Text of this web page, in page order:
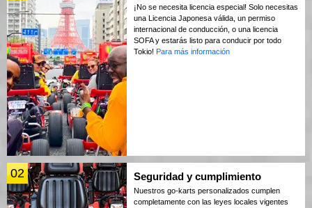
¡No se necesita licencia especial! Solo necesitas
una Licencia Japonesa válida, un permiso
internacional de conducción, o una licencia
SOFA y estarás listo para conducir por todo
Tokio! Para más información
02 Seguridad y cumplimiento
Nuestros go-karts personalizados cumplen
completamente con las leyes locales vigentes